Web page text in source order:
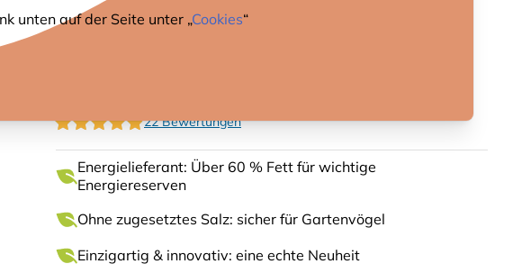
unten auf der Seite unter „Cookies“
22 Bewertungen
Energielieferant: Über 60 % Fett für wichtige
Energiereserven
Ohne zugesetztes Salz: sicher für Gartenvögel
Einzigartig & innovativ: eine echte Neuheit